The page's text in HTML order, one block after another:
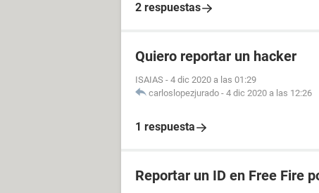
2 respuestas
Quiero reportar un hacker
ISAIAS - 4 dic 2020 a las 01:29
carloslopezjurado - 4 dic 2020 a las 12:26
1 respuesta
Reportar un ID en Free Fire